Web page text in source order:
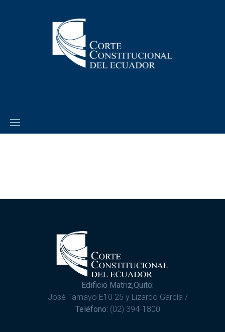
Edificio Matriz,Quito:
José Tamayo E10 25 y Lizardo García /
Teléfono: (02) 394-1800